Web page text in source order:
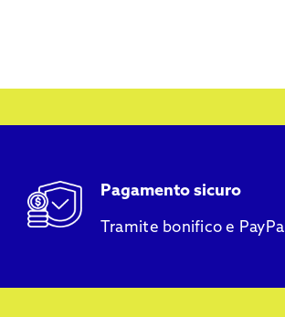
Pagamento sicuro
Tramite bonifico e PayPal